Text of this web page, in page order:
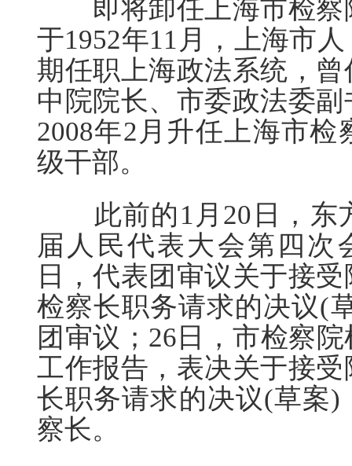
即将卸任上海市检察
于1952年11月，上海市
期任职上海政法系统，
中院院长、市委政法委
2008年2月升任上海市
级干部。
此前的1月20日，东
届人民代表大会第四次
日，代表团审议关于接
检察长职务请求的决议(
团审议；26日，市检察
工作报告，表决关于接
长职务请求的决议(草案)
察长。